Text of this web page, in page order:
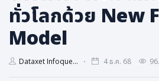
เอเชีย
ภาษาอังกฤษ
ภาษาจีน
ภาษาญี่ปุ่น
ทั่วโลกด้วย New
Model
Dataxet Infoque... 4 ธ.ค. 68